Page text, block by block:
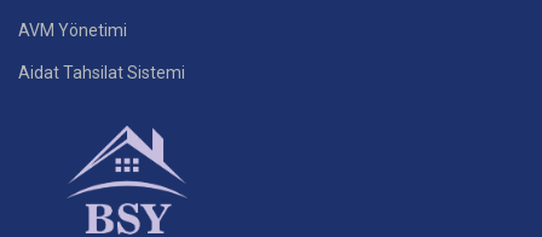
AVM Yönetimi
Aidat Tahsilat Sistemi